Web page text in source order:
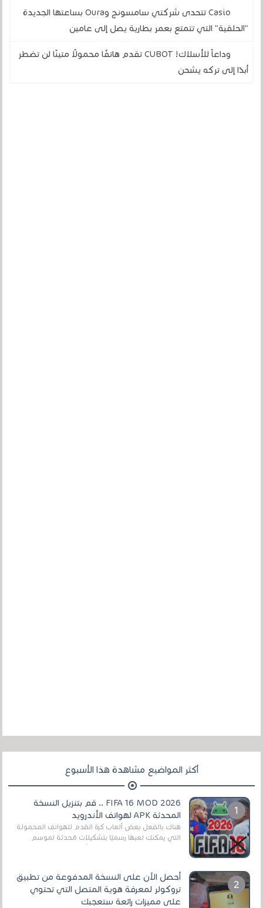
Casio تتحدى شركتي سامسونج وOura بساعتها الجديدة
"الحلقية" التي تتمتع بعمر بطارية يصل إلى عامين
وداعاً للأسلاك! CUBOT تقدم هاتفًا محمولًا متينًا لن تضطر
أبدًا إلى تركه يشحن
أكثر المواضيع مشاهدة هذا الأسبوع
FIFA 16 MOD 2026 .. قم بتنزيل النسخة
المحدثة APK لهواتف الأندرويد
هناك بالفعل بعض ألعاب كرة القدم للهواتف المحمولة
التي يمكنك لعبها رسميًا بتشكيلات مُحدثة لموسم
أحصل الآن على النسخة المدفوعة من تطبيق
تروكولر لمعرفة هوية المتصل التي تحتوي
على مميزات رائعة ستعجبك